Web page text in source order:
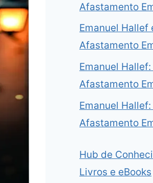
Afastamento
Emanuel Hallef
Afastamento
Emanuel
Afastamento
Emanuel
Afastamento
Hub de
Livros e eBooks